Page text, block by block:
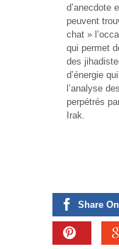
d’anecdote
peuvent
chat »
qui permet
des
d’énergie
l’analyse
perpétrés
Irak.
Share